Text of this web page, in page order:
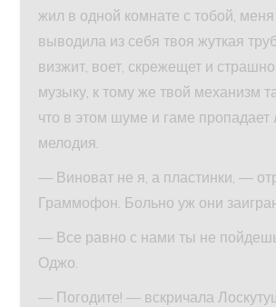
жил в одной комнате с тобой,
выводила из себя твоя жуткая
визжит, воет, скрежещет и
музыку, к тому же твой механизм
что в этом шуме и гаме пропадает
мелодия.
— Виноват не я, а пластинки, —
Граммофон. Больно уж они
— Все равно с нами ты не
Оджо.
— Погодите! — вскричала